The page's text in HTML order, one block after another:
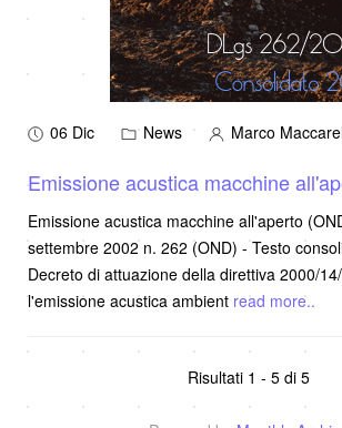
06 Dic News Marco
Emissione acustica macchine
Emissione acustica macchine all'aperto
settembre 2002 n. 262 (OND) - Testo
Decreto di attuazione della direttiva 2000/
l'emissione acustica ambient read more..
Risultati 1 - 5 di 5